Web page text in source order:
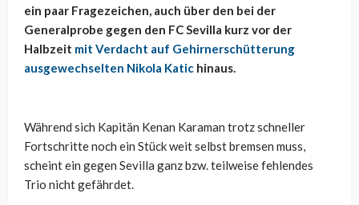
ein paar Fragezeichen, auch über den bei der
Generalprobe gegen den FC Sevilla kurz vor der
Halbzeit mit Verdacht auf Gehirnerschütterung
ausgewechselten Nikola Katic hinaus.
Während sich Kapitän Kenan Karaman trotz schneller
Fortschritte noch ein Stück weit selbst bremsen muss,
scheint ein gegen Sevilla ganz bzw. teilweise fehlendes
Trio nicht gefährdet.